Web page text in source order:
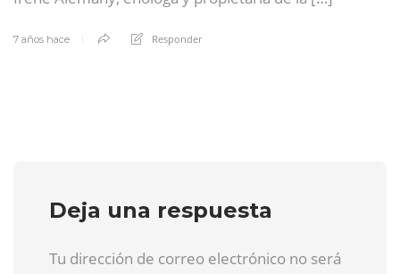
7 años hace Responder
Deja una respuesta
Tu dirección de correo electrónico no será